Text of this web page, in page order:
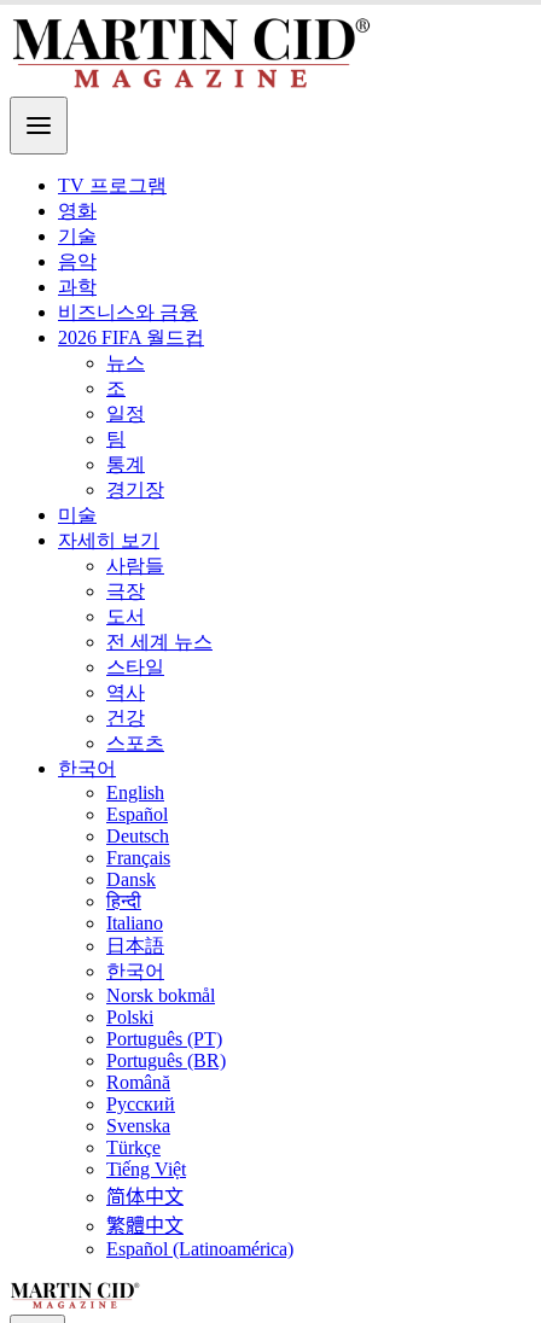
TV 프로그램
영화
기술
음악
과학
비즈니스와 금융
2026 FIFA 월드컵
뉴스
조
일정
팀
통계
경기장
미술
자세히 보기
사람들
극장
도서
전 세계 뉴스
스타일
역사
건강
스포츠
한국어
English
Español
Deutsch
Français
Dansk
हिन्दी
Italiano
日本語
한국어
Norsk bokmål
Polski
Português (PT)
Português (BR)
Română
Русский
Svenska
Türkçe
Tiếng Việt
简体中文
繁體中文
Español (Latinoamérica)